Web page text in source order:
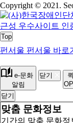
Copyright © 2021.
Top
펀서울 펀서울 바로
e-문화
알림
닫기
닫기
맞춤 문화정보
기간의 맞춤 문화정